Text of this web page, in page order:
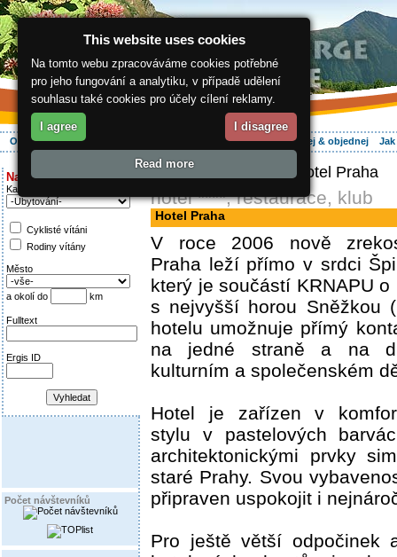
O regionu Aktivně Ubytování Hledej & objednej
Najděte si:
Kategorie
Cyklisté vítáni
Rodiny vítány
Město
a okolí do km
Fulltext
Ergis ID
Počet návštevníků
ergis.cz > Hotel Praha
hotel ****, restaurace, klub
Hotel Praha
V roce 2006 nově
Praha leží přímo v srdci
který je součástí KRNAPU
s nejvyšší horou Sněžkou
hotelu umožnuje přímý
na jedné straně a na
kulturním a společenském
Hotel je zařízen v
stylu v pastelových
architektonickými prvky
staré Prahy. Svou
připraven uspokojit i
Pro ještě větší odpočinek
This website uses cookies
Na tomto webu zpracováváme cookies potřebné
pro jeho fungování a analytiku, v případě udělení
souhlasu také cookies pro účely cílení reklamy.
I agree I disagree
Read more